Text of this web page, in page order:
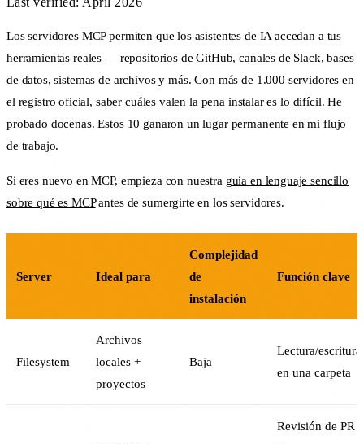
Los servidores MCP permiten que los asistentes de IA accedan a tus
herramientas reales — repositorios de GitHub, canales de Slack, bases
de datos, sistemas de archivos y más. Con más de 1.000 servidores en
el registro oficial, saber cuáles valen la pena instalar es lo difícil. He
probado docenas. Estos 10 ganaron un lugar permanente en mi flujo
de trabajo.
Si eres nuevo en MCP, empieza con nuestra guía en lenguaje sencillo
sobre qué es MCPantes de sumergirte en los servidores.
Server Ideal para
Complejidad
de
instalación
Función clave
Filesystem
Archivos
locales +
proyectos
Baja
Lectura/escritura
en una carpeta
Revisión de PR